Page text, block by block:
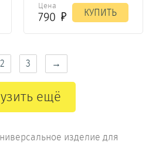
Цена
790 КУПИТЬ
2 3 →
ещё
изделие для